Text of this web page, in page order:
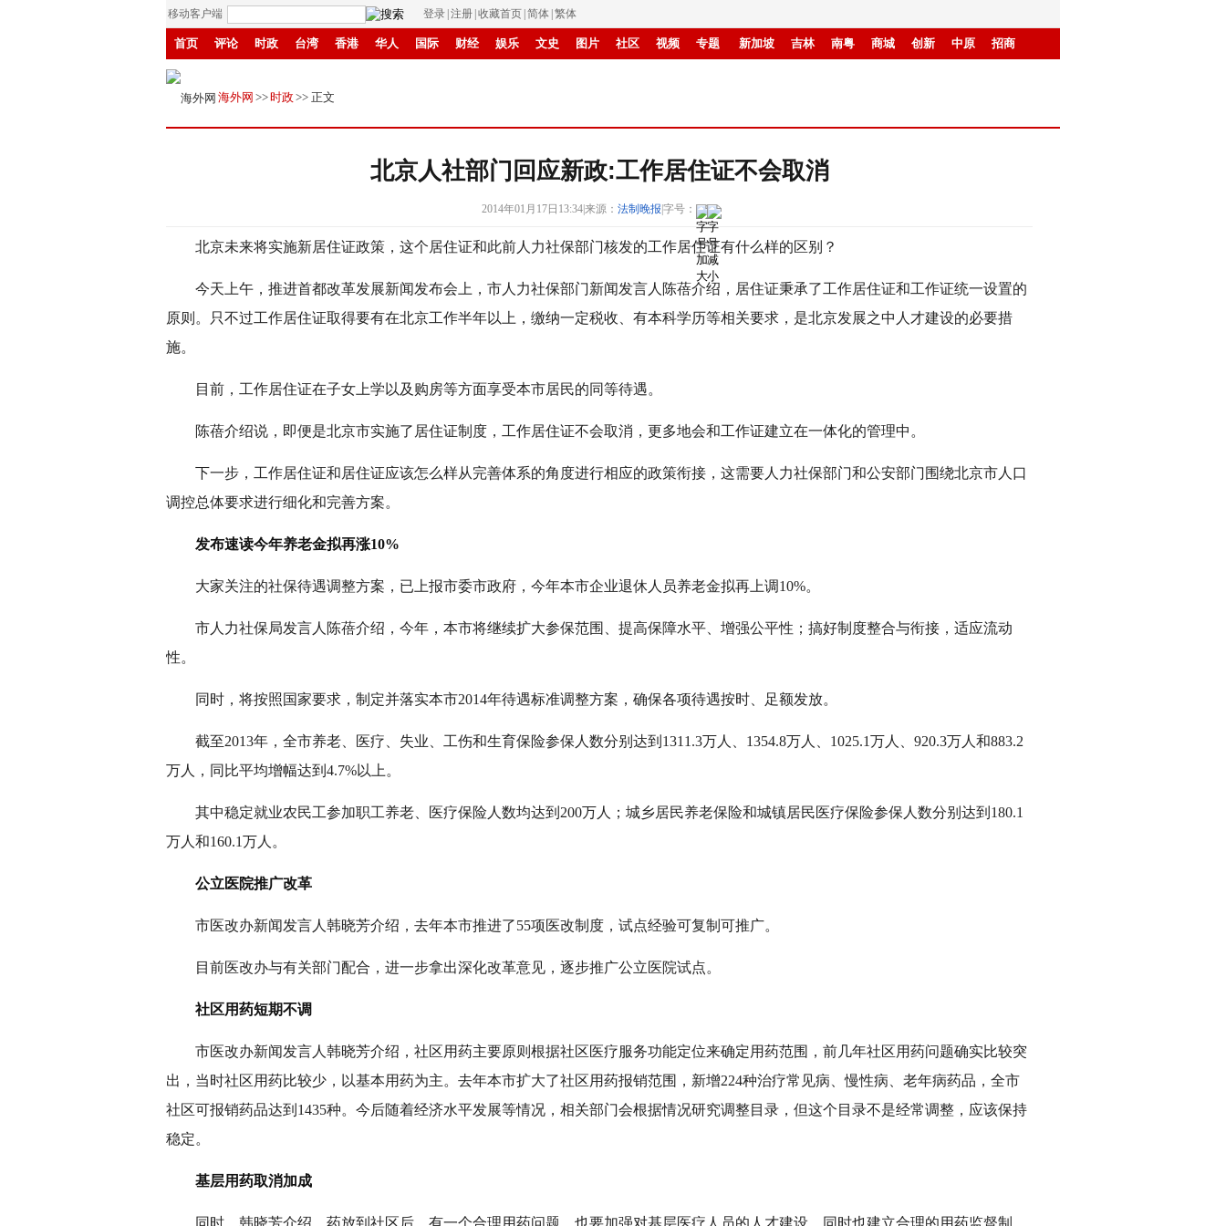
移动客户端 登录 注册 收藏首页 简体 繁体
首页 评论 时政 台湾 香港 华人 国际 财经 娱乐 文史 图片 社区 视频 专题 新加坡 吉林 南粤 商城 创新 中原 招商
县域
海外网 >> 时政 >> 正文
北京人社部门回应新政:工作居住证不会取消
2014年01月17日13:34|来源： 法制晚报 字号：
北京未来将实施新居住证政策，这个居住证和此前人力社保部门核发的工作居住证有什么样的区别？
今天上午，推进首都改革发展新闻发布会上，市人力社保部门新闻发言人陈蓓介绍，居住证秉承了工作居住证和工作证统一设置的
原则。只不过工作居住证取得要有在北京工作半年以上，缴纳一定税收、有本科学历等相关要求，是北京发展之中人才建设的必要措
施。
目前，工作居住证在子女上学以及购房等方面享受本市居民的同等待遇。
陈蓓介绍说，即便是北京市实施了居住证制度，工作居住证不会取消，更多地会和工作证建立在一体化的管理中。
下一步，工作居住证和居住证应该怎么样从完善体系的角度进行相应的政策衔接，这需要人力社保部门和公安部门围绕北京市人口
调控总体要求进行细化和完善方案。
发布速读今年养老金拟再涨10%
大家关注的社保待遇调整方案，已上报市委市政府，今年本市企业退休人员养老金拟再上调10%。
市人力社保局发言人陈蓓介绍，今年，本市将继续扩大参保范围、提高保障水平、增强公平性；搞好制度整合与衔接，适应流动
性。
同时，将按照国家要求，制定并落实本市2014年待遇标准调整方案，确保各项待遇按时、足额发放。
截至2013年，全市养老、医疗、失业、工伤和生育保险参保人数分别达到1311.3万人、1354.8万人、1025.1万人、920.3万人和883.2
万人，同比平均增幅达到4.7%以上。
其中稳定就业农民工参加职工养老、医疗保险人数均达到200万人；城乡居民养老保险和城镇居民医疗保险参保人数分别达到180.1
万人和160.1万人。
公立医院推广改革
市医改办新闻发言人韩晓芳介绍，去年本市推进了55项医改制度，试点经验可复制可推广。
目前医改办与有关部门配合，进一步拿出深化改革意见，逐步推广公立医院试点。
社区用药短期不调
市医改办新闻发言人韩晓芳介绍，社区用药主要原则根据社区医疗服务功能定位来确定用药范围，前几年社区用药问题确实比较突
出，当时社区用药比较少，以基本用药为主。去年本市扩大了社区用药报销范围，新增224种治疗常见病、慢性病、老年病药品，全市
社区可报销药品达到1435种。今后随着经济水平发展等情况，相关部门会根据情况研究调整目录，但这个目录不是经常调整，应该保持
稳定。
基层用药取消加成
同时，韩晓芳介绍，药放到社区后，有一个合理用药问题，也要加强对基层医疗人员的人才建设，同时也建立合理的用药监督制